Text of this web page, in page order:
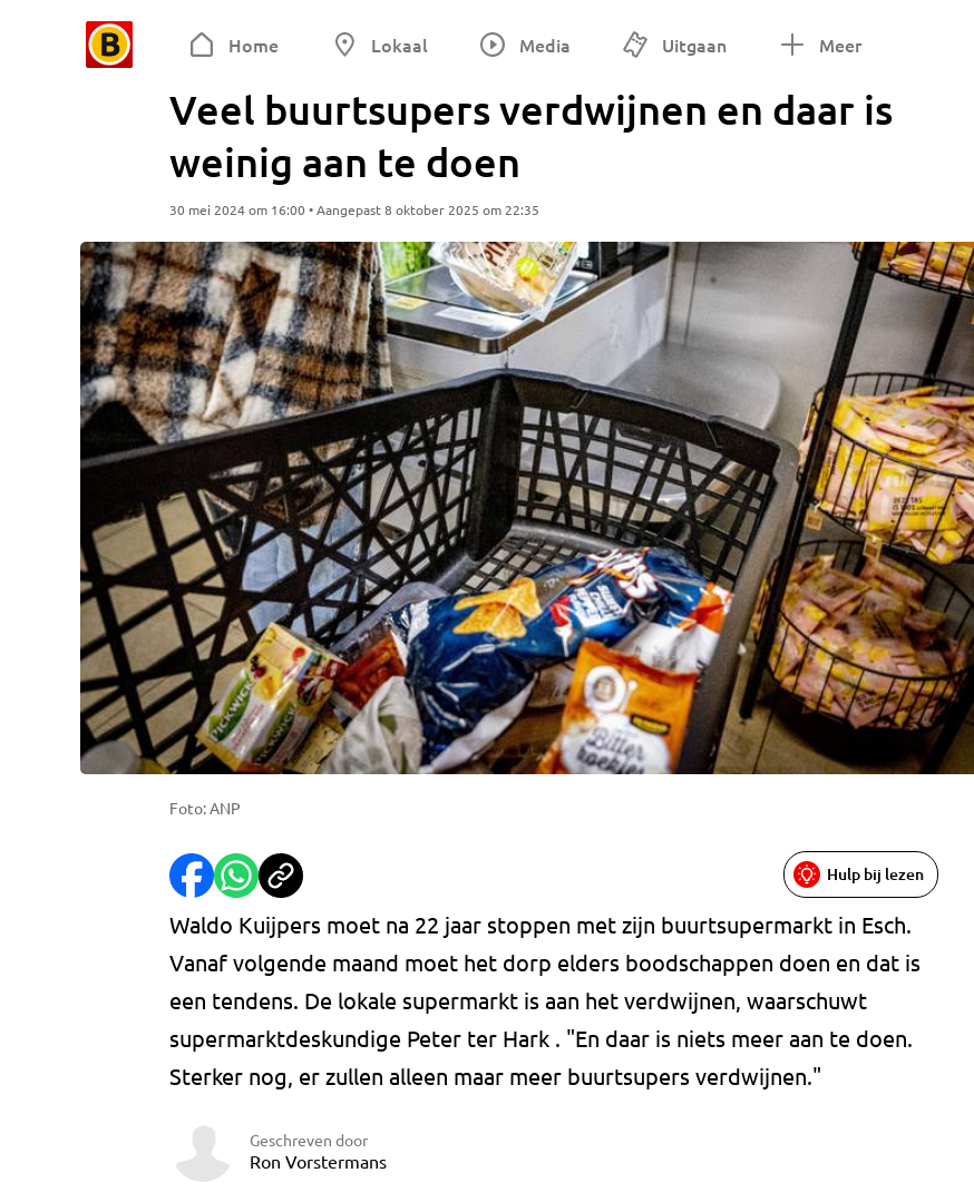
Home Lokaal Media Uitgaan Meer
Veel buurtsupers verdwijnen en daar is
weinig aan te doen
30 mei 2024 om 16:00 • Aangepast 8 oktober 2025 om 22:35
Foto: ANP
Hulp bij lezen
Waldo Kuijpers moet na 22 jaar stoppen met zijn buurtsupermarkt in Esch.
Vanaf volgende maand moet het dorp elders boodschappen doen en dat is
een tendens. De lokale supermarkt is aan het verdwijnen, waarschuwt
supermarktdeskundige Peter ter Hark . "En daar is niets meer aan te doen.
Sterker nog, er zullen alleen maar meer buurtsupers verdwijnen."
Geschreven door
Ron Vorstermans